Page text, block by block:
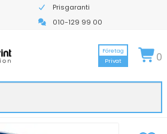
Prisgaranti
010-129 99 00
Företag
Privat
0